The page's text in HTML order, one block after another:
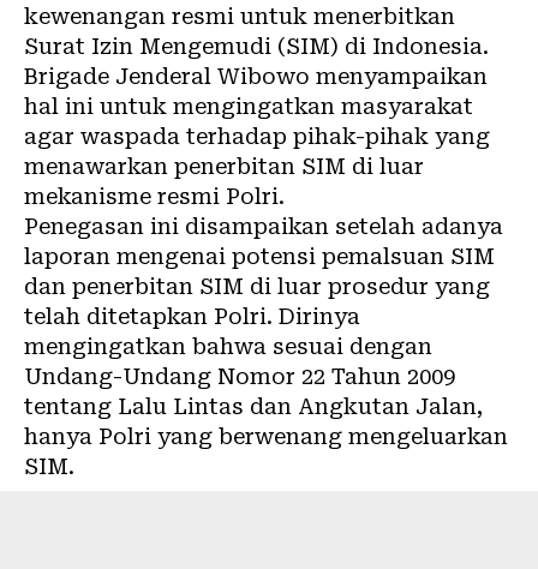
kewenangan resmi untuk menerbitkan
Surat Izin Mengemudi (SIM) di Indonesia.
Brigade Jenderal Wibowo menyampaikan
hal ini untuk mengingatkan masyarakat
agar waspada terhadap pihak-pihak yang
menawarkan penerbitan SIM di luar
mekanisme resmi Polri.
Penegasan ini disampaikan setelah adanya
laporan mengenai potensi pemalsuan SIM
dan penerbitan SIM di luar prosedur yang
telah ditetapkan Polri. Dirinya
mengingatkan bahwa sesuai dengan
Undang-Undang Nomor 22 Tahun 2009
tentang Lalu Lintas dan Angkutan Jalan,
hanya Polri yang berwenang mengeluarkan
SIM.